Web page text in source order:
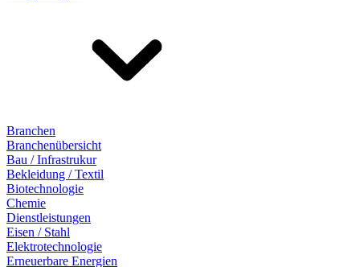
Branchen
Branchenübersicht
Bau / Infrastrukur
Bekleidung / Textil
Biotechnologie
Chemie
Dienstleistungen
Eisen / Stahl
Elektrotechnologie
Erneuerbare Energien